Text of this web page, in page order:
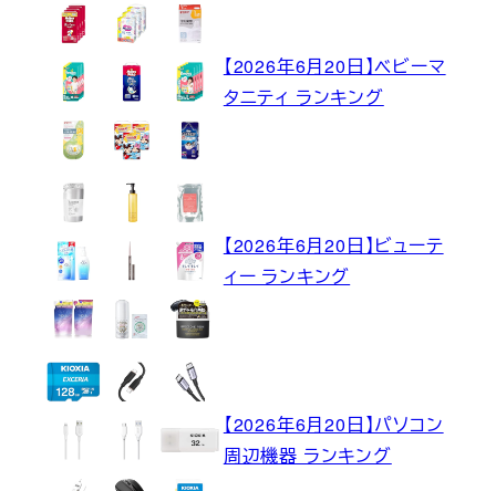
【2026年6月20日】ベビーマ
タニティ ランキング
【2026年6月20日】ビューテ
ィー ランキング
【2026年6月20日】パソコン
周辺機器 ランキング